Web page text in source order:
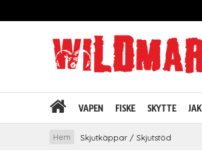
VAPEN FISKE SKYTTE
Hem Skjutkäppar / Skjutstöd